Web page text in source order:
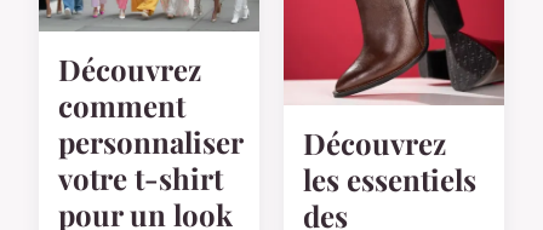
Découvrez
comment
personnaliser
votre t-shirt
pour un look
Découvrez
les essentiels
des